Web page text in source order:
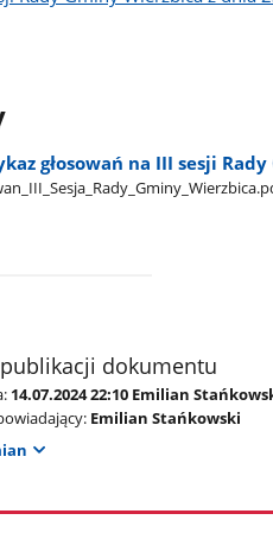
głosowań na III sesji
dokumentu
14.07.2024 22:10 Emilian
Emilian Stańkowski